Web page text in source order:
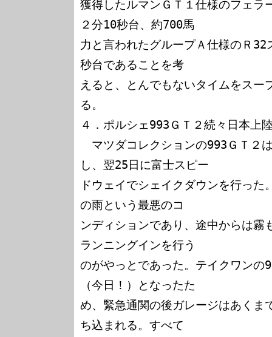
獲得したルマンＧＴ１仕様のフェラ
２分10秒台、約700馬
力と言われたグループＡ仕様のＲ
秒台であることを考
えると、とんでもないタイムをスー
る。
４．ポルシェ993ＧＴ２続々日本上
マツダコレクションの993ＧＴ２
し、翌25日に富士スピー
ドウェイでシェイクダウンを行っ
の雨という最悪のコ
ンディションであり、途中からは霧
ランニングインを行う
のがやっとであった。テイクワンの
（今日！）となったた
め、緊急通関の後ガレージはあくま
ち込まれる。すべて